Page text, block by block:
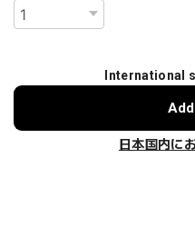
International
日本国内に